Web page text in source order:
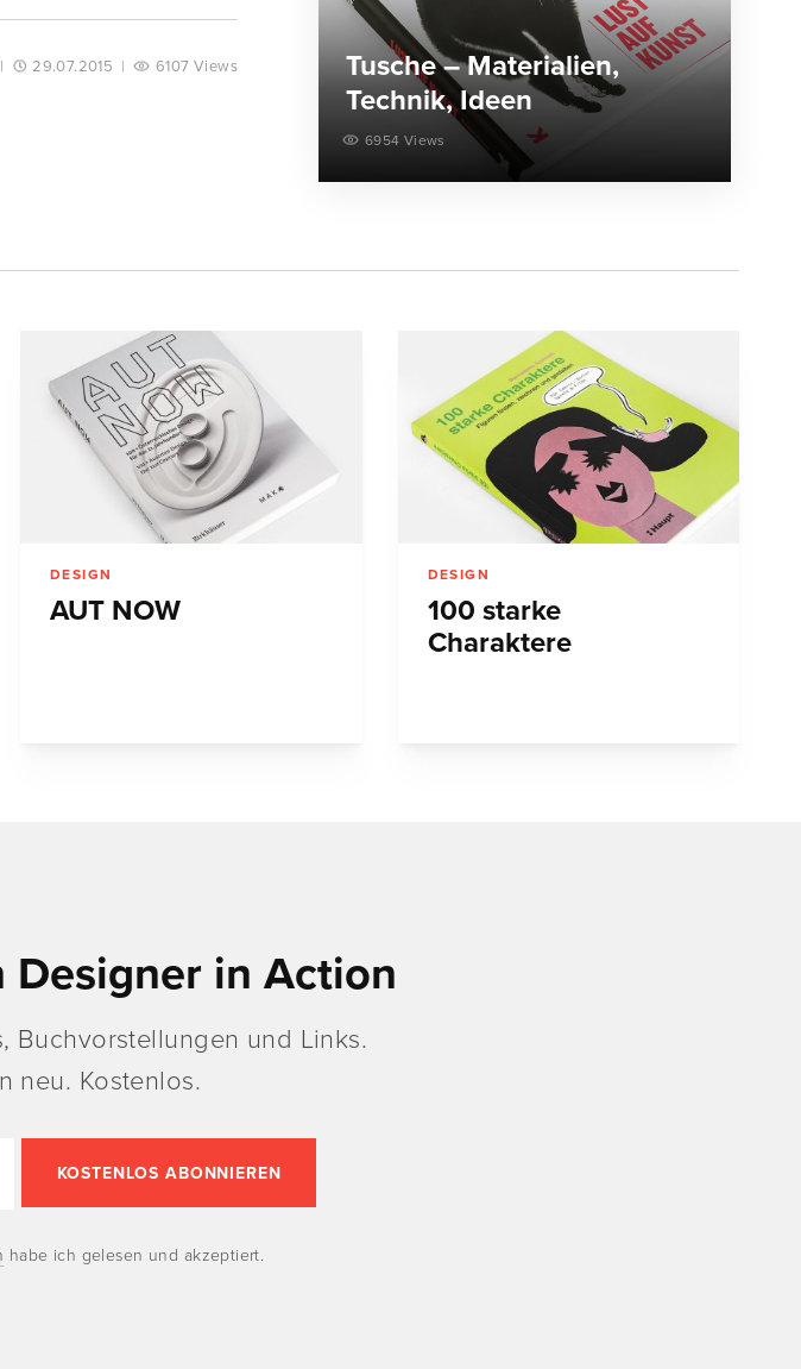
| 29.07.2015 | 6107 Views
Tusche – Materialien,
Technik, Ideen
6954 Views
DESIGN
AUT NOW
DESIGN
100 starke
Charaktere
in Action
Buchvorstellungen und Links.
neu. Kostenlos.
habe ich gelesen und akzeptiert.